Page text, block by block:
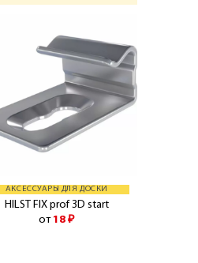
АКСЕССУАРЫ ДЛЯ ДОСКИ
HILST FIX prof 3D start
от 18₽